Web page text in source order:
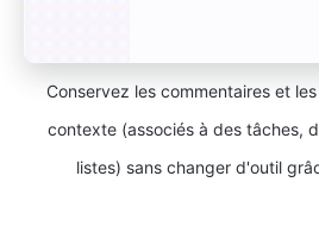
Conservez les commentaires et
contexte (associés à des tâches,
listes) sans changer d'outil